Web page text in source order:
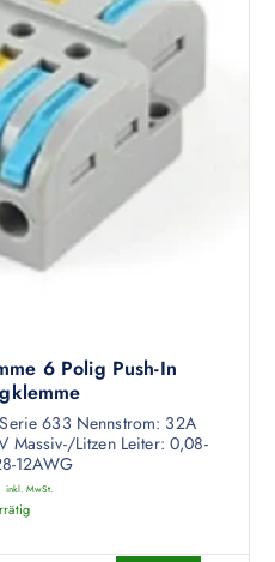
6 Polig Push-In
633 Nennstrom: 32A
Massiv-/Litzen Leiter: 0,08-
12AWG
inkl. MwSt.